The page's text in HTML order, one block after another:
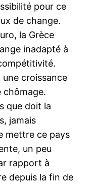
pour ce
de change.
la Grèce
inadapté à
croissance
que doit la
jamais
mettre ce pays
un peu
rapport à
depuis la fin de